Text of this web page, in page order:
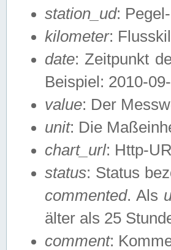
station_ud:
kilometer:
date: Zeitpunkt
Beispiel: 2010-
value: Der
unit: Die
chart_url: Http-
status: Status
commented. Als
älter als 25
comment: